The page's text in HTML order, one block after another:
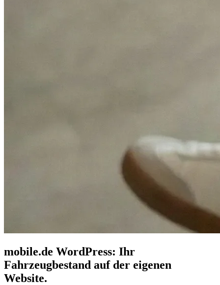
mobile.de WordPress: Ihr
Fahrzeugbestand auf der eigenen
Website.